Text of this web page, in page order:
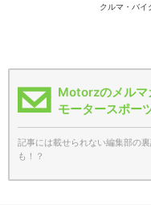
クルマ・バイ
Motorzのメルマ
モータースポー
記事には載せられない編集部の
も！？